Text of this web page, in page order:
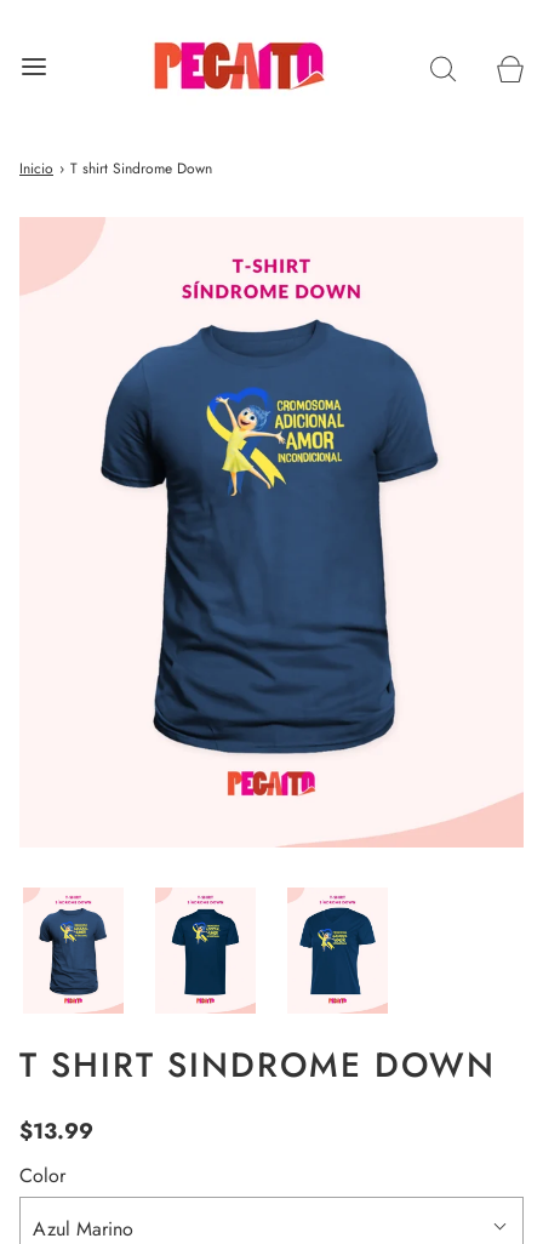
Inicio › T shirt Sindrome Down
T SHIRT SINDROME DOWN
$13.99
Color
Azul Marino